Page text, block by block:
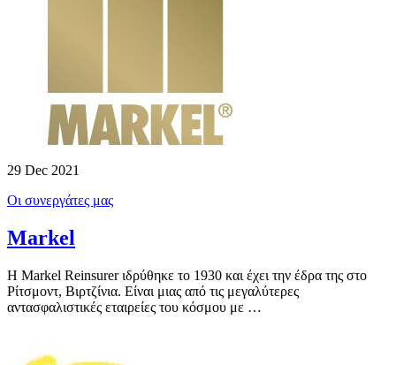
29 Dec 2021
Οι συνεργάτες μας
Markel
Η Markel Reinsurer ιδρύθηκε το 1930 και έχει την έδρα της στο
Ρίτσμοντ, Βιρτζίνια. Είναι μιας από τις μεγαλύτερες
αντασφαλιστικές εταιρείες του κόσμου με …